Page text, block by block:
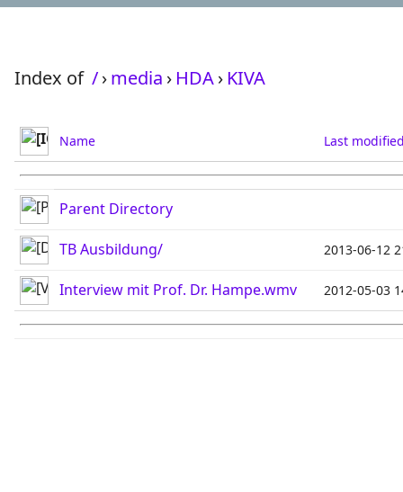
Index of /›media › HDA› KIVA
Name Last
Parent Directory
TB Ausbildung/ 2013-06-12
Interview mit Prof. Dr. Hampe.wmv 2012-05-03